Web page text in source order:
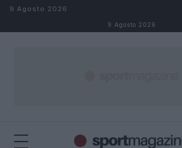
Salta al contenuto
9 Agosto 2026
9 Agosto 2026